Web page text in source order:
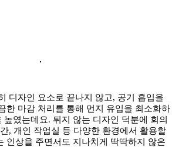
디자인 요소로 끝나지 않고, 공기 흡입을
한 마감 처리를 통해 먼지 유입을 최소화하
였는데요. 튀지 않는 디자인 덕분에 회의
, 개인 작업실 등 다양한 환경에서 활용할
인상을 주면서도 지나치게 딱딱하지 않은